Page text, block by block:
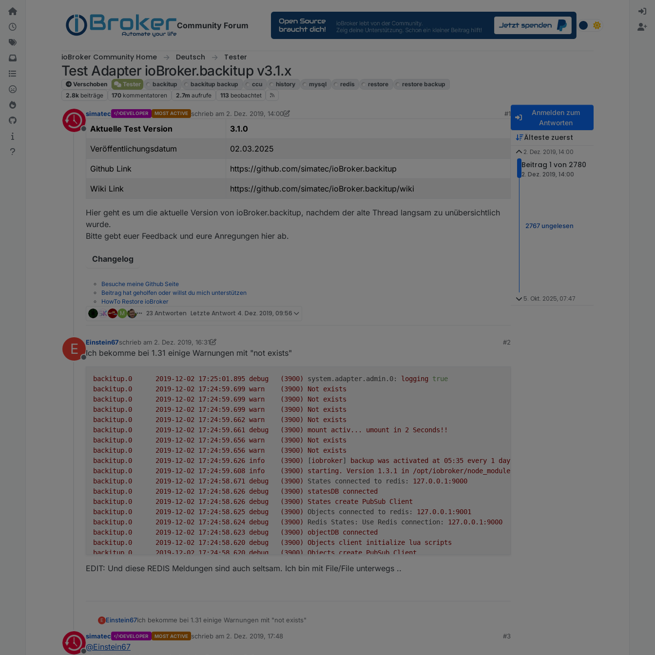
Weiter zum Inhalt
Community Forum
ioBroker Community Home Deutsch Tester
Test Adapter ioBroker.backitup v3.1.x
Verschoben Tester backitup backitup backup ccu history mysql redis restore
restore backup
2.8k beiträge 170 kommentatoren 2.7m aufrufe 113 beobachtet
Offline
simatec DEVELOPER MOST ACTIVE schrieb am 2. Dez. 2019, 14:00
zuletzt editiert von simatec3. März 2025, 14:25
#1
Aktuelle Test Version 3.1.0
Veröffentlichungsdatum 02.03.2025
Github Link https://github.com/simatec/ioBroker.backitup
Wiki Link https://github.com/simatec/ioBroker.backitup/wiki
Hier geht es um die aktuelle Version von ioBroker.backitup, nachdem der alte Thread langsam zu unübersichtlich
wurde.
Bitte gebt euer Feedback und eure Anregungen hier ab.
Changelog
Besuche meine Github Seite
Beitrag hat geholfen oder willst du mich unterstützen
HowTo Restore ioBroker
M 23 Antworten Letzte Antwort 4. Dez. 2019, 09:56
E
Offline
Einstein67schrieb am 2. Dez. 2019, 16:31
zuletzt editiert von Einstein6712. Feb. 2019, 18:04
#2
Ich bekomme bei 1.31 einige Warnungen mit "not exists"
backitup.0 debug (3900) system.adapter.admin.0: logging
true
backitup.0
warn (3900) Not
exists
backitup.0
warn (3900) Not
exists
backitup.0
warn (3900) Not
exists
backitup.0
warn (3900) Not
exists
backitup.0
debug (3900) mount activ... umount in 2
Seconds!!
backitup.0
warn (3900) Not
exists
backitup.0
warn (3900) Not
exists
backitup.0
info (3900) [iobroker] backup was activated at 05:35 every 1
day(s)
backitup.0
info (3900) starting. Version 1.3.1 in /opt/iobroker/node_modules/iobroker.backitup,
backitup.0
debug (3900) States connected to redis: 127.0.0.1 :9000
backitup.0
debug (3900) statesDB connected
backitup.0
debug (3900) States create PubSub Client
backitup.0
debug (3900) Objects connected to redis: 127.0.0.1 :9001
backitup.0
debug (3900) Redis States: Use Redis connection: 127.0.0.1 :9000
backitup.0
debug (3900) objectDB connected
backitup.0
debug (3900) Objects client initialize lua scripts
backitup.0
debug (3900) Objects create PubSub Client
backitup.0
2019-12-02 17:24:58.611 debug (3900) Redis Objects: Use Redis connection:
EDIT: Und diese REDIS Meldungen sind auch seltsam. Ich bin mit File/File unterwegs ..
E Einstein67Ich bekomme bei 1.31 einige Warnungen mit "not exists"
backitup.0	2019-12-02 17:25:01.895	debug	(3900) system.adapter.admin.0: logging true
simatec DEVELOPER MOST ACTIVE schrieb am 2. Dez. 2019, 17:48
zuletzt editiert von
#3
@Einstein67
Anmelden zum
Antworten
Älteste zuerst
2. Dez. 2019, 14:00
Beitrag 1 von 2780
2. Dez. 2019, 14:00
2767 ungelesen
5. Okt. 2025, 07:47